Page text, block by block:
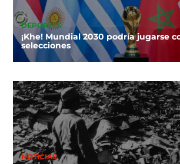
DEPORTES
¡Khe! Mundial 2030 podría jugarse
selecciones
NOTICIAS